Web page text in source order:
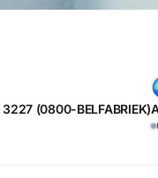
(0800-BELFABRIEK)